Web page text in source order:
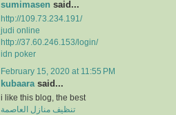
sumimasen said...
http://109.73.234.191/
judi online
http://37.60.246.153/login/
idn poker
February 15, 2020 at 11:55 PM
kubaarasaid...
i like this blog, the best
تنظيف منازل العاصمة